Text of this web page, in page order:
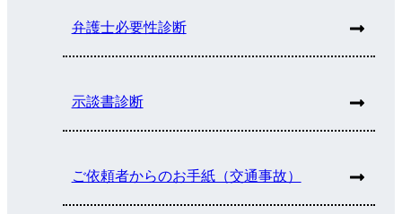
弁護士必要性診断
示談書診断
ご依頼者からのお手紙（交通事故）